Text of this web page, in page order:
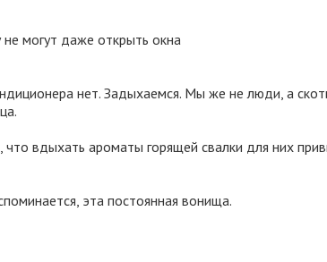
могут даже открыть окна
нет. Задыхаемся. Мы же не люди, а
вдыхать ароматы горящей свалки для них
эта постоянная вонища.